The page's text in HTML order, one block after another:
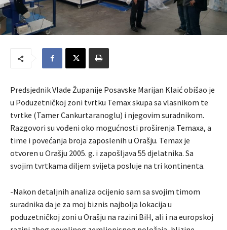
Predsjednik Vlade Županije Posavske Marijan Klaić obišao je
u Poduzetničkoj zoni tvrtku Temax skupa sa vlasnikom te
tvrtke (Tamer Cankurtaranoglu) i njegovim suradnikom.
Razgovori su vođeni oko mogućnosti proširenja Temaxa, a
time i povećanja broja zaposlenih u Orašju. Temax je
otvoren u Orašju 2005. g. i zapošljava 55 djelatnika. Sa
svojim tvrtkama diljem svijeta posluje na tri kontinenta.
-Nakon detaljnih analiza ocijenio sam sa svojim timom
suradnika da je za moj biznis najbolja lokacija u
poduzetničkoj zoni u Orašju na razini BiH, ali i na europskoj